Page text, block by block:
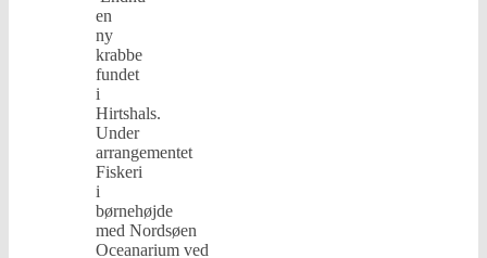
en
ny
krabbe
fundet
i
Hirtshals.
Under
arrangementet
Fiskeri
i
børnehøjde
med Nordsøen
Oceanarium ved